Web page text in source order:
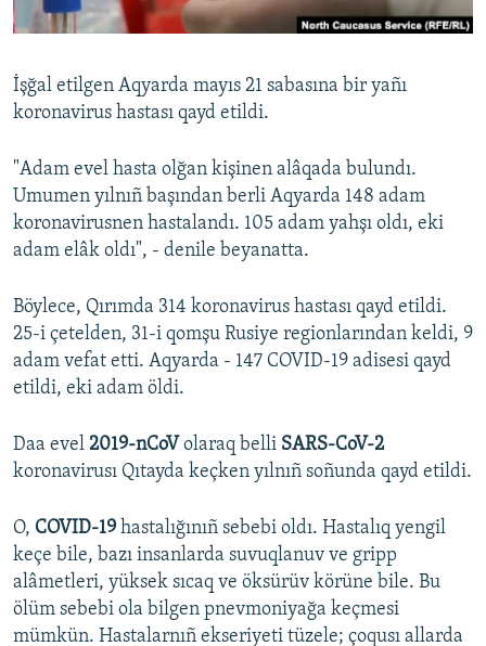
Русский
Українською
RFE/RS bütün saytları
İşğal etilgen Aqyarda mayıs 21 sabasına bir yañı
koronavirus hastası qayd etildi.
"Adam evel hasta olğan kişinen alâqada bulundı.
Umumen yılnıñ başından berli Aqyarda 148 adam
koronavirusnen hastalandı. 105 adam yahşı oldı, eki
adam elâk oldı", - denile beyanatta.
Böylece, Qırımda 314 koronavirus hastası qayd etildi.
25-i çetelden, 31-i qomşu Rusiye regionlarından keldi, 9
adam vefat etti. Aqyarda - 147 COVID-19 adisesi qayd
etildi, eki adam öldi.
Daa evel 2019-nCoV olaraq belli SARS-CoV-2
koronavirusı Qıtayda keçken yılnıñ soñunda qayd etildi.
O, COVID-19 hastalığınıñ sebebi oldı. Hastalıq yengil
keçe bile, bazı insanlarda suvuqlanuv ve gripp
alâmetleri, yüksek sıcaq ve öksürüv körüne bile. Bu
ölüm sebebi ola bilgen pnevmoniyağa keçmesi
mümkün. Hastalarnıñ ekseriyeti tüzele; çoqusı allarda